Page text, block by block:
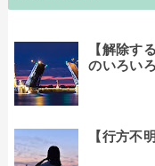
【解除す
のいろい
【行方不